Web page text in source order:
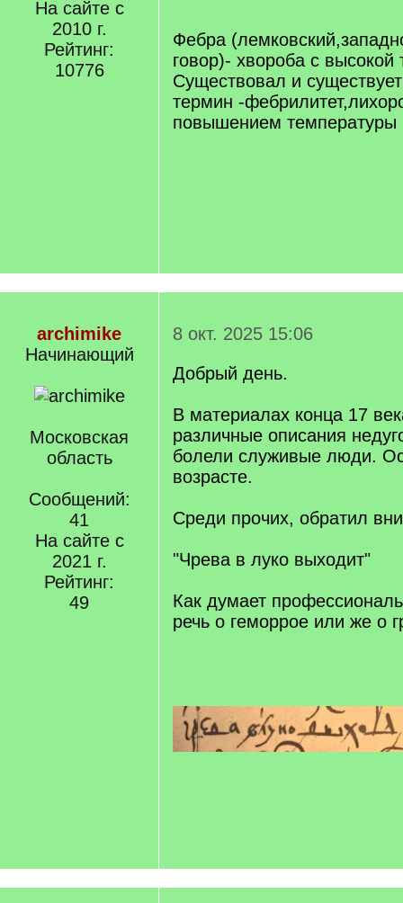
На сайте с
2010 г.
Рейтинг:
10776
q
]
Фебра
говор)- хвороба с высокой
Существовал и
термин -
повышением температуры
archimike
Начинающий
Московская
область
Сообщений:
41
На сайте с
2021 г.
Рейтинг:
49
8 окт. 2025 15:06
Добрый день.
В материалах конца 17
различные описания
болели служивые люди.
возрасте.
Среди прочих, обратил
"Чрева в луко выходит"
Как думает
речь о геморрое или же о